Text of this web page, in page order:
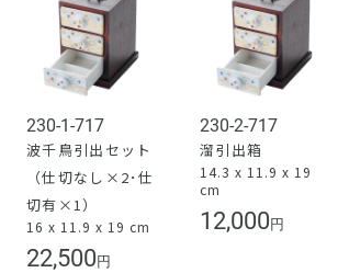
230-1-717
波千鳥引出セット
（仕切なし×2･仕
切有×1）
16 x 11.9 x 19 cm
22,500 円
230-2-717
溜引出箱
14.3 x 11.9 x 19
cm
12,000 円